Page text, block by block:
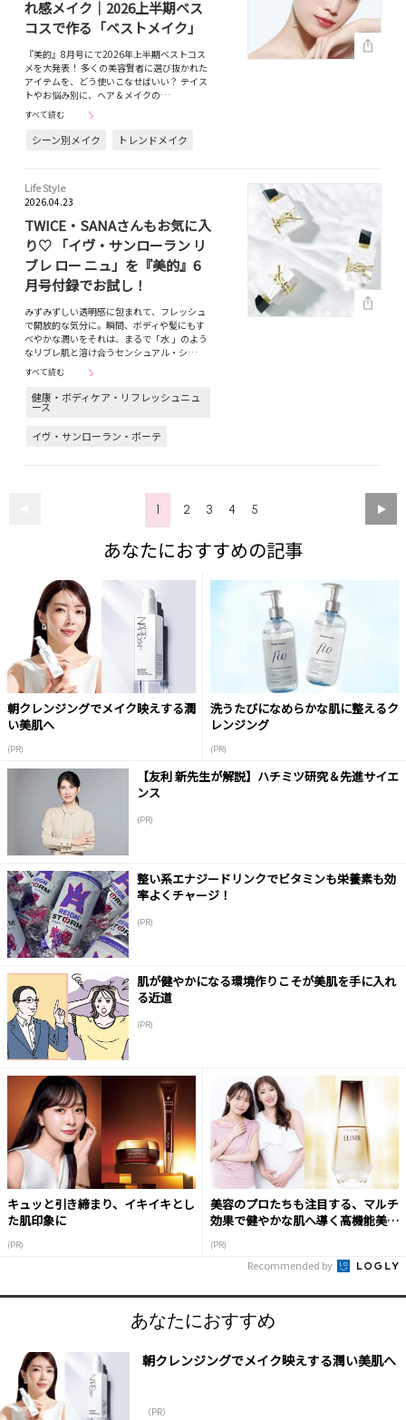
れ感メイク｜2026上半期ベス
コスで作る「ベストメイク」
『美的』8月号にて2026年上半期ベストコス
メを大発表！ 多くの美容賢者に選び抜かれた
アイテムを、どう使いこなせばいい？ テイス
トやお悩み別に、ヘア＆メイクの…
すべて読む
シーン別メイク トレンドメイク
Life Style
2026.04.23
TWICE・SANAさんもお気に入
り♡ 「イヴ・サンローラン リ
ブレ ロー ニュ」を『美的』6
月号付録でお試し！
みずみずしい透明感に包まれて、フレッシュ
で開放的な気分に。瞬間、ボディや髪にもす
べやかな潤いをそれは、まるで「水 」のよう
なリブレ肌と溶け合うセンシュアル・シ…
すべて読む
健康・ボディケア・リフレッシュニュ
ース
イヴ・サンローラン・ボーテ
1 2 3 4 5
あなたにおすすめの記事
朝クレンジングでメイク映えする潤
い美肌へ
(PR)
洗うたびになめらかな肌に整えるク
レンジング
(PR)
【友利 新先生が解説】ハチミツ研究＆先進サイエ
ンス
(PR)
整い系エナジードリンクでビタミンも栄養素も効
率よくチャージ！
(PR)
肌が健やかになる環境作りこそが美肌を手に入れ
る近道
(PR)
キュッと引き締まり、イキイキとし
た肌印象に
(PR)
美容のプロたちも注目する、マルチ
効果で健やかな肌へ導く高機能美容
(PR)
Recommended by
あなたにおすすめ
朝クレンジングでメイク映えする潤い美肌へ
（PR）